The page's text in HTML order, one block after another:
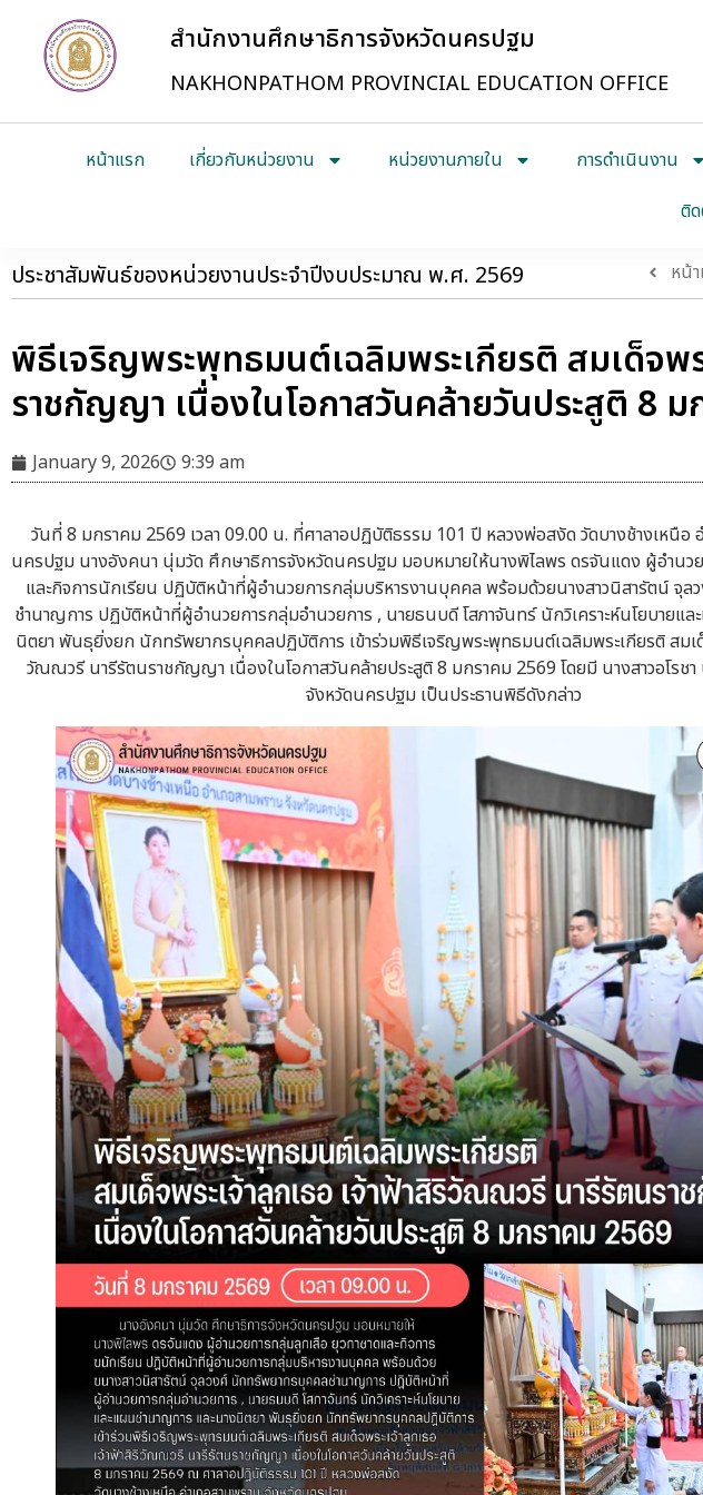
สำนักงานศึกษาธิการจังหวัดนครปฐม
NAKHONPATHOM PROVINCIAL EDUCATION OFFICE
หน้าแรก เกี่ยวกับหน่วยงาน หน่วยงานภายใน การดำเนินงาน
ติ
ประชาสัมพันธ์ของหน่วยงานประจำปีงบประมาณ พ.ศ. 2569 หน้
พิธีเจริญพระพุทธมนต์เฉลิมพระเกียรติ สมเด็จพ
ราชกัญญา เนื่องในโอกาสวันคล้ายวันประสูติ 8 ม
January 9, 2026 9:39 am
วันที่ 8 มกราคม 2569 เวลา 09.00 น. ที่ศาลาอปฏิบัติธรรม 101 ปี หลวงพ่อสงัด วัดบางช้างเหนือ
นครปฐม นางอังคนา นุ่มวัด ศึกษาธิการจังหวัดนครปฐม มอบหมายให้นางพิไลพร ดรจันแดง ผู้อำนว
และกิจการนักเรียน ปฏิบัติหน้าที่ผู้อำนวยการกลุ่มบริหารงานบุคคล พร้อมด้วยนางสาวนิสารัตน์ จุ
ชำนาญการ ปฏิบัติหน้าที่ผู้อำนวยการกลุ่มอำนวยการ , นายธนบดี โสภาจันทร์ นักวิเคราะห์นโยบายแ
นิตยา พันธุยิ่งยก นักทรัพยากรบุคคลปฏิบัติการ เข้าร่วมพิธีเจริญพระพุทธมนต์เฉลิมพระเกียรติ สมเด็
วัณณวรี นารีรัตนราชกัญญา เนื่องในโอกาสวันคล้ายประสูติ 8 มกราคม 2569 โดยมี นางสาวอโรช
จังหวัดนครปฐม เป็นประธานพิธีดังกล่าว